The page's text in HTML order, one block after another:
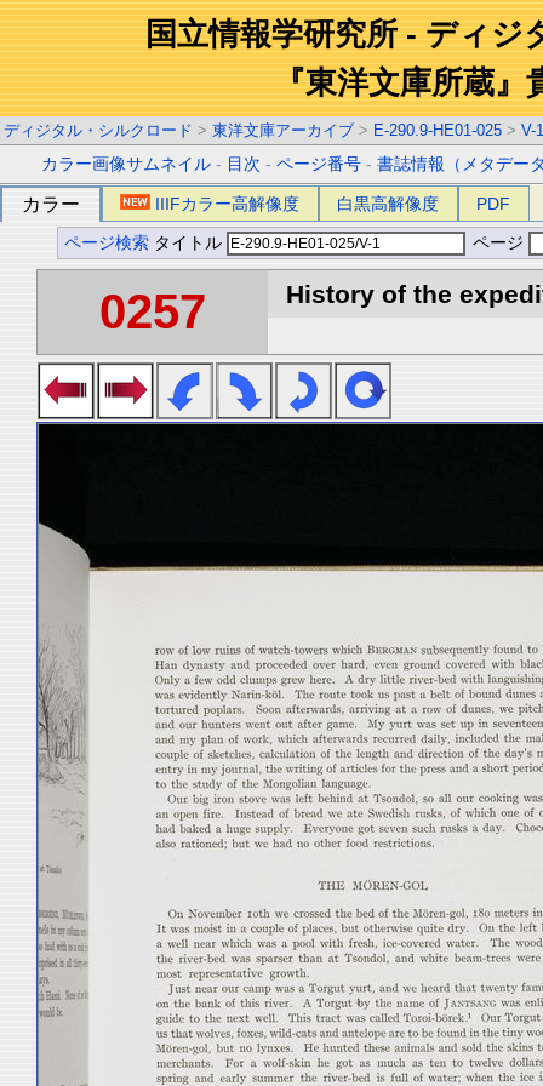
国立情報学研究所 - ディジ
『東洋文庫所蔵』
ディジタル・シルクロード > 東洋文庫アーカイブ > E-290.9-HE01-025 > V-1
カラー画像サムネイル - 目次 -ページ番号 -書誌情報（メタデー
カラー IIIFカラー高解像度 白黒高解像度 PDF
ページ検索 タイトル ページ
0257 History of the